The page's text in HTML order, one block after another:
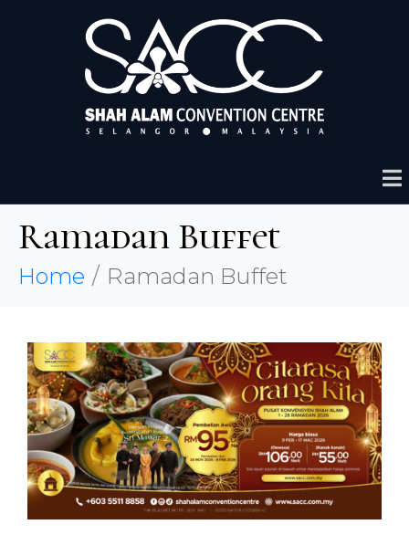
Ramadan Buffet
Home Ramadan Buffet